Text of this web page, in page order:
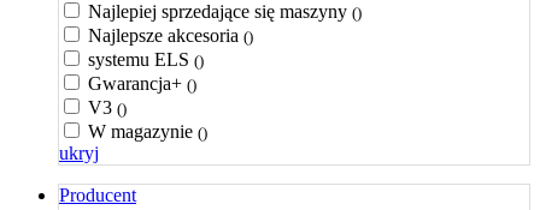
Najlepiej sprzedające się maszyny ()
Najlepsze akcesoria ()
systemu ELS ()
Gwarancja+ ()
V3 ()
W magazynie ()
ukryj
Producent